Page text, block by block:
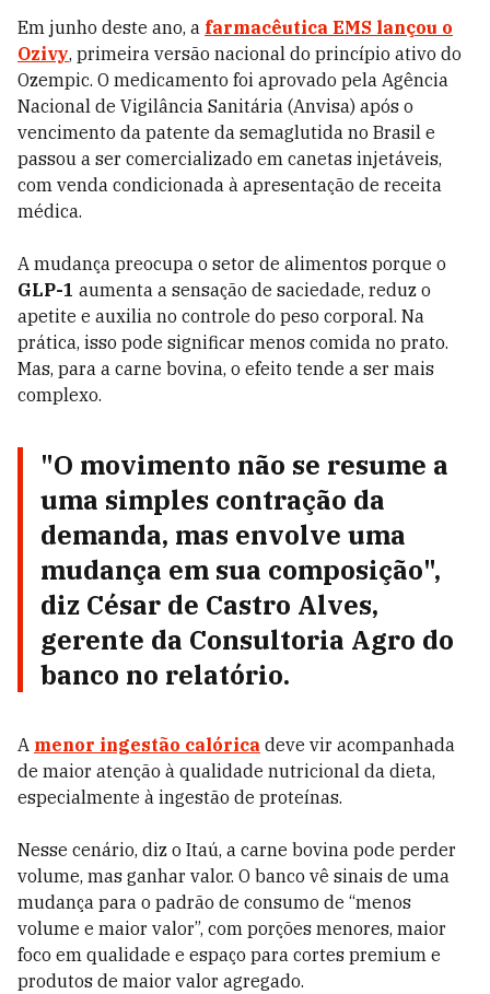
Em junho deste ano, a farmacêutica EMS lançou o
Ozivy, primeira versão nacional do princípio ativo do
Ozempic. O medicamento foi aprovado pela Agência
Nacional de Vigilância Sanitária (Anvisa) após o
vencimento da patente da semaglutida no Brasil e
passou a ser comercializado em canetas injetáveis,
com venda condicionada à apresentação de receita
médica.
A mudança preocupa o setor de alimentos porque o
GLP-1 aumenta a sensação de saciedade, reduz o
apetite e auxilia no controle do peso corporal. Na
prática, isso pode significar menos comida no prato.
Mas, para a carne bovina, o efeito tende a ser mais
complexo.
"O movimento não se resume a
uma simples contração da
demanda, mas envolve uma
mudança em sua composição",
diz César de Castro Alves,
gerente da Consultoria Agro do
banco no relatório.
A menor ingestão calórica deve vir acompanhada
de maior atenção à qualidade nutricional da dieta,
especialmente à ingestão de proteínas.
Nesse cenário, diz o Itaú, a carne bovina pode perder
volume, mas ganhar valor. O banco vê sinais de uma
mudança para o padrão de consumo de “menos
volume e maior valor”, com porções menores, maior
foco em qualidade e espaço para cortes premium e
produtos de maior valor agregado.